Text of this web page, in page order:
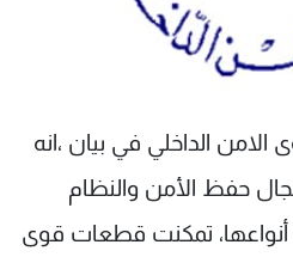
الامن الداخلي في بيان ،انه
حفظ الأمن والنظام
أنواعها، تمكنت قطعات قوى